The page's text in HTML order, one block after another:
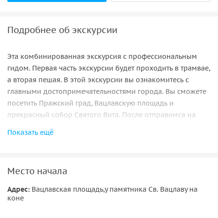
Подробнее об экскурсии
Эта комбинированная экскурсия с профессиональным
гидом. Первая часть экскурсии будет проходить в трамвае,
а вторая пешая. В этой экскурсии вы ознакомитесь с
главными достопримечательностями города. Вы сможете
посетить Пражский град, Вацлавскую площадь и
прекрасный собор Святого Вита. После отправимся на
прочему, экскурсия включает в себя посещение
Влтавы.
Экскурсия занимает около 4,5 часов, где первая часть —
осмотр достопремичательностей из трамвая, а вторая —
Показать ещё
Место начала
Адрес: Вацлавская площадь,у памятника Св. Вацлаву на
коне